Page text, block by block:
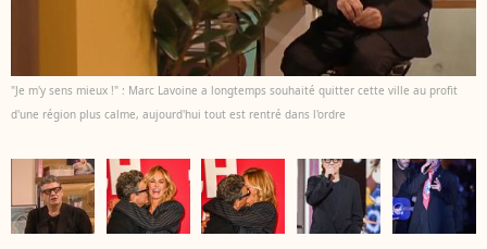
"Je m'y sens mieux !" : Marc Lavoine a longtemps souhaité quitter cette ville au profit
d'une région plus calme, aujourd'hui tout est rentré dans l'ordre